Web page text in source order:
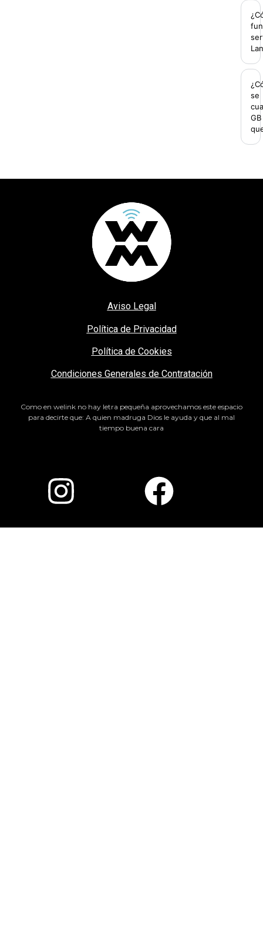
se
Como en welink no hay letra pequeña aprovechamos este espacio
para decirte que: A quien madruga Dios le ayuda y que al mal
tiempo buena cara
Aviso Legal
Política de Privacidad
Política de Cookies
Condiciones Generales de Contratación